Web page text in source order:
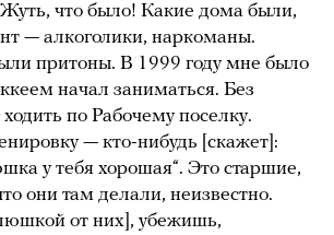
что было! Какие дома были,
— алкоголики, наркоманы.
притоны. В 1999 году мне было
начал заниматься. Без
по Рабочему поселку.
— кто-нибудь [скажет]:
у тебя хорошая“. Это старшие,
они там делали, неизвестно.
от них], убежишь,